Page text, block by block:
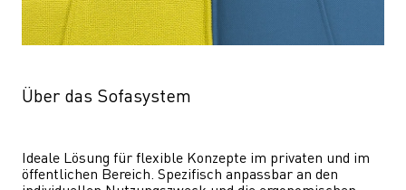
Über das Sofasystem
Ideale Lösung für flexible Konzepte im privaten und im
öffentlichen Bereich. Spezifisch anpassbar an den